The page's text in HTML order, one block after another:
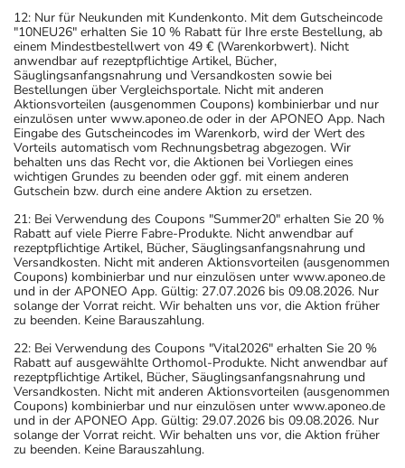
12: Nur für Neukunden mit Kundenkonto. Mit dem Gutscheincode
"10NEU26" erhalten Sie 10 % Rabatt für Ihre erste Bestellung, ab
einem Mindestbestellwert von 49 € (Warenkorbwert). Nicht
anwendbar auf rezeptpflichtige Artikel, Bücher,
Säuglingsanfangsnahrung und Versandkosten sowie bei
Bestellungen über Vergleichsportale. Nicht mit anderen
Aktionsvorteilen (ausgenommen Coupons) kombinierbar und nur
einzulösen unter www.aponeo.de oder in der APONEO App. Nach
Eingabe des Gutscheincodes im Warenkorb, wird der Wert des
Vorteils automatisch vom Rechnungsbetrag abgezogen. Wir
behalten uns das Recht vor, die Aktionen bei Vorliegen eines
wichtigen Grundes zu beenden oder ggf. mit einem anderen
Gutschein bzw. durch eine andere Aktion zu ersetzen.
21: Bei Verwendung des Coupons "Summer20" erhalten Sie 20 %
Rabatt auf viele Pierre Fabre-Produkte. Nicht anwendbar auf
rezeptpflichtige Artikel, Bücher, Säuglingsanfangsnahrung und
Versandkosten. Nicht mit anderen Aktionsvorteilen (ausgenommen
Coupons) kombinierbar und nur einzulösen unter www.aponeo.de
und in der APONEO App. Gültig: 27.07.2026 bis 09.08.2026. Nur
solange der Vorrat reicht. Wir behalten uns vor, die Aktion früher
zu beenden. Keine Barauszahlung.
22: Bei Verwendung des Coupons "Vital2026" erhalten Sie 20 %
Rabatt auf ausgewählte Orthomol-Produkte. Nicht anwendbar auf
rezeptpflichtige Artikel, Bücher, Säuglingsanfangsnahrung und
Versandkosten. Nicht mit anderen Aktionsvorteilen (ausgenommen
Coupons) kombinierbar und nur einzulösen unter www.aponeo.de
und in der APONEO App. Gültig: 29.07.2026 bis 09.08.2026. Nur
solange der Vorrat reicht. Wir behalten uns vor, die Aktion früher
zu beenden. Keine Barauszahlung.